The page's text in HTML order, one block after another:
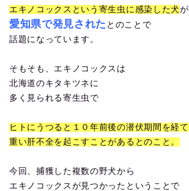
エキノコックスという寄生虫に感染した犬が
愛知県で発見された とのことで
話題になっています。
そもそも、エキノコックスは
北海道のキタキツネに
多く見られる寄生虫で
ヒトにうつると１０年前後の潜伏期間を経て
重い肝不全を起こすことがあるとのこと。
今回、捕獲した複数の野犬から
エキノコックスが見つかったということで